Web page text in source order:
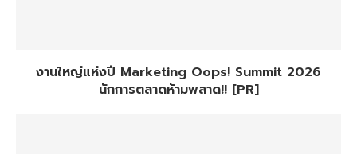
งานใหญ่แห่งปี Marketing Oops! Summit 2026
นักการตลาดห้ามพลาด!! [PR]